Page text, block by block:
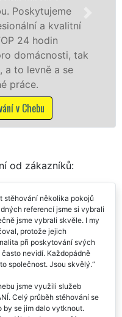
stěhovací
technikou.
domácnostem i
Cheb se zárukou
sítě EXTRA STĚHOVÁNÍ.
služby NON-
a svátků bez
zájem o stěhovací služby v
od zákazníků:
stěhování několika pokojů
referencí jsme si vybrali
jsme vybrali skvěle. I my
protože jejich
při poskytování svých
nevidí. Každopádně
jsme využili služeb
Celý průběh stěhování se